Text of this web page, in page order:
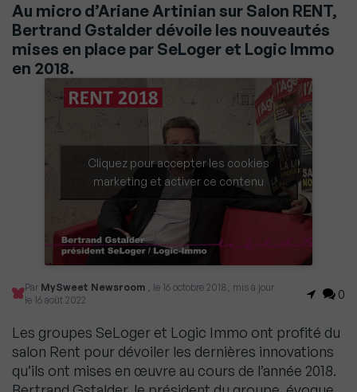
Au micro d’Ariane Artinian sur Salon RENT,
Bertrand Gstalder dévoile les nouveautés
mises en place par SeLoger et Logic Immo
en 2018.
Cliquez pour accepter les cookies
marketing et activer ce contenu
Par MySweet Newsroom , le 16 octobre 2018, mis à jour
le 16 août 2022
0
Les groupes SeLoger et Logic Immo ont profité du
salon Rent pour dévoiler les dernières innovations
qu’ils ont mises en œuvre au cours de l’année 2018.